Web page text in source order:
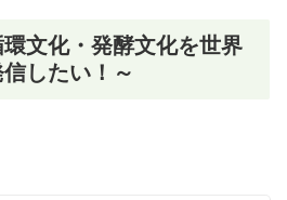
文化・発酵文化を世界
信したい！～